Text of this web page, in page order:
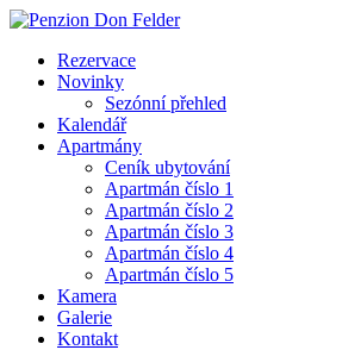
Rezervace
Novinky
Sezónní přehled
Kalendář
Apartmány
Ceník ubytování
Apartmán číslo 1
Apartmán číslo 2
Apartmán číslo 3
Apartmán číslo 4
Apartmán číslo 5
Kamera
Galerie
Kontakt